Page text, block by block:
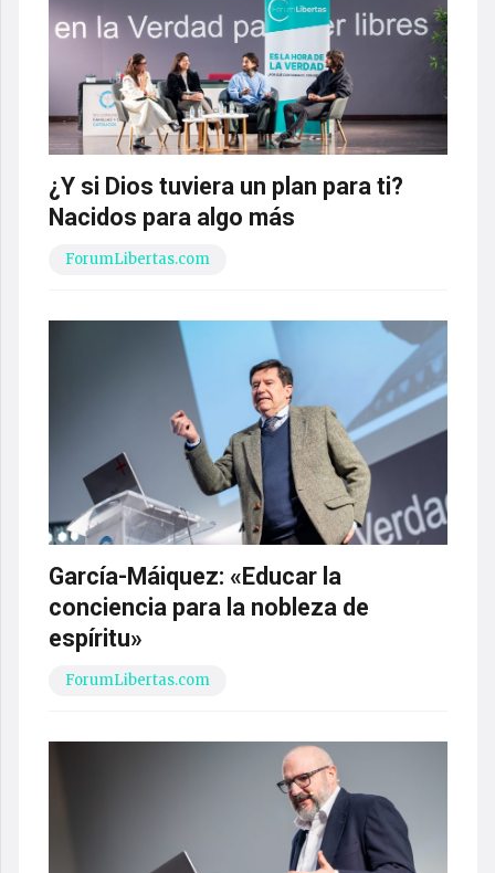
¿Y si Dios tuviera un plan para ti?
Nacidos para algo más
ForumLibertas.com
García-Máiquez: «Educar la
conciencia para la nobleza de
espíritu»
ForumLibertas.com